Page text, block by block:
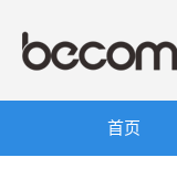
首页